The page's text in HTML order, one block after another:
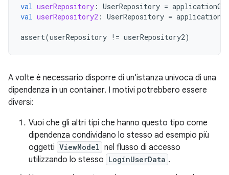
val userRepository : UserRepository =
val userRepository2 : UserRepository =
assert(userRepository != userRepository2)
A volte è necessario disporre di un'istanza univoca di una
dipendenza in un container. I motivi potrebbero essere
diversi:
Vuoi che gli altri tipi che hanno questo tipo come
dipendenza condividano lo stesso ad esempio più
oggetti ViewModel nel flusso di accesso
utilizzando lo stesso LoginUserData .